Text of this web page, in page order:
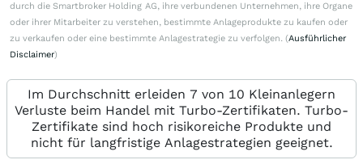
durch die Smartbroker Holding AG, ihre verbundenen Unternehmen, ihre Organe
oder ihrer Mitarbeiter zu verstehen, bestimmte Anlageprodukte zu kaufen oder
zu verkaufen oder eine bestimmte Anlagestrategie zu verfolgen. (Ausführlicher
Disclaimer)
Im Durchschnitt erleiden 7 von 10 Kleinanlegern
Verluste beim Handel mit Turbo-Zertifikaten. Turbo-
Zertifikate sind hoch risikoreiche Produkte und
nicht für langfristige Anlagestrategien geeignet.